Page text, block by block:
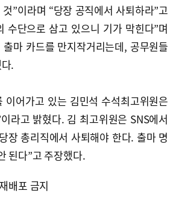
”이라며 “당장 공직에서 사퇴하라”고
수단으로 삼고 있으니 기가 막힌다”며
마 카드를 만지작거리는데, 공무원들
.
어가고 있는 김민석 수석최고위원은
라고 밝혔다. 김 최고위원은 SNS에서
장 총리직에서 사퇴해야 한다. 출마 명
된다”고 주장했다.
배포 금지